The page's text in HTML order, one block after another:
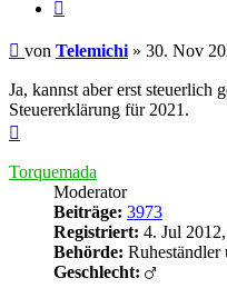
Beitrag
von Telemichi » 30. Nov
Ja, kannst aber erst steuerlich
Steuererklärung für 2021.
Torquemada
Moderator
Beiträge: 3973
Registriert: 4. Jul
Behörde: Ruheständler
Geschlecht: